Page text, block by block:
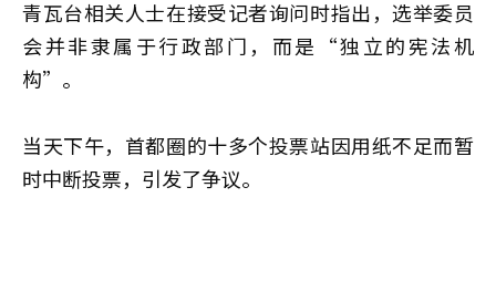
青瓦台相关人士在接受记者询问时指出，选举委员
会并非隶属于行政部门，而是“独立的宪法机
构”。
当天下午，首都圈的十多个投票站因用纸不足而暂
时中断投票，引发了争议。